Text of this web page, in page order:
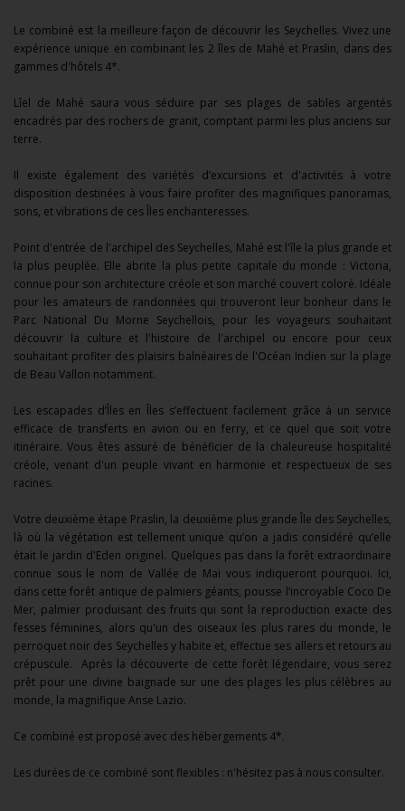
Le combiné est la meilleure façon de découvrir les Seychelles. Vivez une
expérience unique en combinant les 2 îles de Mahé et Praslin, dans des
gammes d'hôtels 4*.
Lîel de Mahé saura vous séduire par ses plages de sables argentés
encadrés par des rochers de granit, comptant parmi les plus anciens sur
terre.
Il existe également des variétés d’excursions et d'activités à votre
disposition destinées à vous faire profiter des magnifiques panoramas,
sons, et vibrations de ces Îles enchanteresses.
Point d'entrée de l'archipel des Seychelles, Mahé est l'île la plus grande et
la plus peuplée. Elle abrite la plus petite capitale du monde : Victoria,
connue pour son architecture créole et son marché couvert coloré. Idéale
pour les amateurs de randonnées qui trouveront leur bonheur dans le
Parc National Du Morne Seychellois, pour les voyageurs souhaitant
découvrir la culture et l'histoire de l'archipel ou encore pour ceux
souhaitant profiter des plaisirs balnéaires de l'Océan Indien sur la plage
de Beau Vallon notamment.
Les escapades d’Îles en Îles s’effectuent facilement grâce à un service
efficace de transferts en avion ou en ferry, et ce quel que soit votre
itinéraire. Vous êtes assuré de bénéficier de la chaleureuse hospitalité
créole, venant d'un peuple vivant en harmonie et respectueux de ses
racines.
Votre deuxième étape Praslin, la deuxième plus grande Île des Seychelles,
là où la végétation est tellement unique qu’on a jadis considéré qu’elle
était le jardin d'Eden originel. Quelques pas dans la forêt extraordinaire
connue sous le nom de Vallée de Mai vous indiqueront pourquoi. Ici,
dans cette forêt antique de palmiers géants, pousse l’incroyable Coco De
Mer, palmier produisant des fruits qui sont la reproduction exacte des
fesses féminines, alors qu'un des oiseaux les plus rares du monde, le
perroquet noir des Seychelles y habite et, effectue ses allers et retours au
crépuscule. Après la découverte de cette forêt légendaire, vous serez
prêt pour une divine baignade sur une des plages les plus célèbres au
monde, la magnifique Anse Lazio.
Ce combiné est proposé avec des hébergements 4*.
Les durées de ce combiné sont flexibles : n'hésitez pas à nous consulter.